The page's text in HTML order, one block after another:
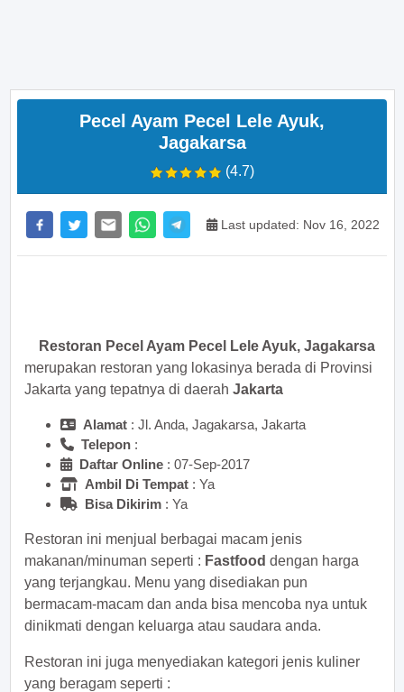
Pecel Ayam Pecel Lele Ayuk,
Jagakarsa
(4.7)
Last updated: Nov 16, 2022
Restoran Pecel Ayam Pecel Lele Ayuk, Jagakarsa
merupakan restoran yang lokasinya berada di Provinsi
Jakarta yang tepatnya di daerah Jakarta
Alamat : Jl. Anda, Jagakarsa, Jakarta
Telepon :
Daftar Online : 07-Sep-2017
Ambil Di Tempat : Ya
Bisa Dikirim : Ya
Restoran ini menjual berbagai macam jenis
makanan/minuman seperti : Fastfood dengan harga
yang terjangkau. Menu yang disediakan pun
bermacam-macam dan anda bisa mencoba nya untuk
dinikmati dengan keluarga atau saudara anda.
Restoran ini juga menyediakan kategori jenis kuliner
yang beragam seperti :